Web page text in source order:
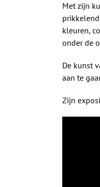
Met zijn
kleuren,
onder de
De kunst
aan te
Zijn